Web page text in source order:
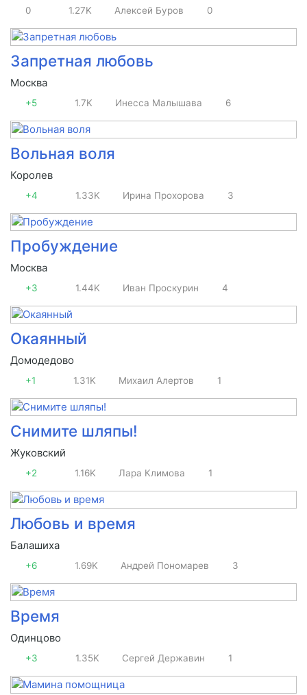
0 1.27K Алексей Буров 0
Запретная любовь
Москва
+5 1.7K Инесса Малышава 6
Вольная воля
Королев
+4 1.33K Ирина Прохорова 3
Пробуждение
Москва
+3 1.44K Иван Проскурин 4
Окаянный
Домодедово
+1 1.31K Михаил Алертов 1
Снимите шляпы!
Жуковский
+2 1.16K Лара Климова 1
Любовь и время
Балашиха
+6 1.69K Андрей Пономарев 3
Время
Одинцово
+3 1.35K Сергей Державин 1